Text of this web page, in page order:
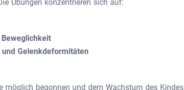
Übungen konzentrieren sich auf:
Gelenkdeformitäten
möglich begonnen und dem Wachstum des Kindes